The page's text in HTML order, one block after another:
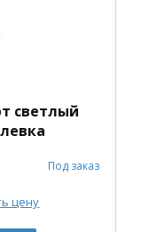
светлый
Под заказ
цену